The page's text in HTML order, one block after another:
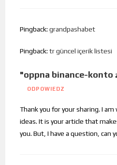
Pingback:grandpashabet
Pingback:tr güncel içerik listesi
"oppna binance-konto
ODPOWIEDZ
Thank you for your sharing. I
ideas. It is your article that
you. But, I have a question, can